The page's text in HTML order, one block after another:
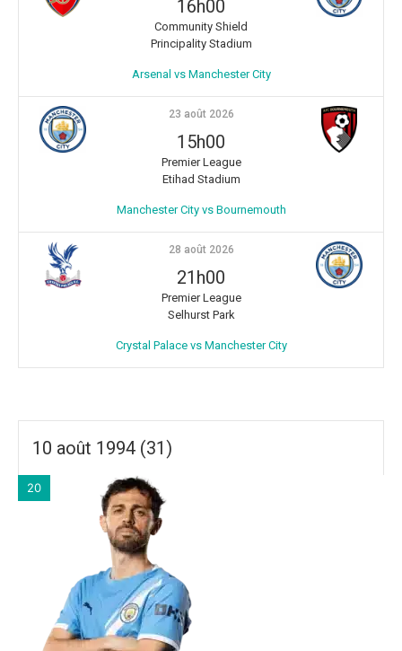
16h00
Community Shield
Principality Stadium
Arsenal vs Manchester City
23 août 2026
15h00
Premier League
Etihad Stadium
Manchester City vs Bournemouth
28 août 2026
21h00
Premier League
Selhurst Park
Crystal Palace vs Manchester City
10 août 1994 (31)
20